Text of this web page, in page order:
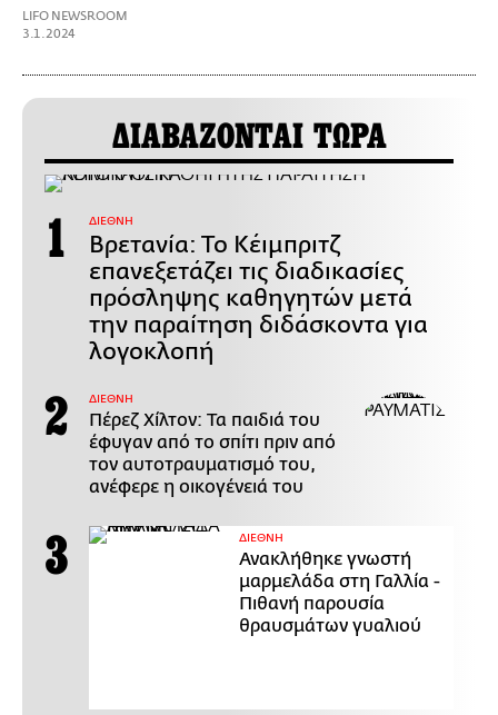
LIFO NEWSROOM
3.1.2024
ΔΙΑΒΑΖΟΝΤΑΙ ΤΩΡΑ
ΔΙΕΘΝΗ
Βρετανία: Το Κέιμπριτζ
επανεξετάζει τις διαδικασίες
πρόσληψης καθηγητών μετά
την παραίτηση διδάσκοντα για
λογοκλοπή
ΔΙΕΘΝΗ
Πέρεζ Χίλτον: Τα παιδιά του
έφυγαν από το σπίτι πριν από
τον αυτοτραυματισμό του,
ανέφερε η οικογένειά του
ΔΙΕΘΝΗ
Ανακλήθηκε γνωστή
μαρμελάδα στη Γαλλία -
Πιθανή παρουσία
θραυσμάτων γυαλιού